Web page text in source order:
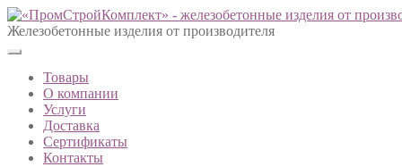
Железобетонные изделия от производителя
Товары
О компании
Услуги
Доставка
Сертификаты
Контакты